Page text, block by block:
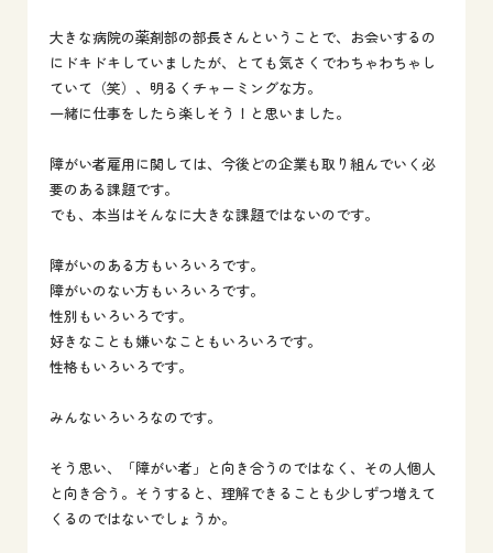
大きな病院の薬剤部の部長さんということで、お会いするの
にドキドキしていましたが、とても気さくでわちゃわちゃし
ていて（笑）、明るくチャーミングな方。
一緒に仕事をしたら楽しそう！と思いました。
障がい者雇用に関しては、今後どの企業も取り組んでいく必
要のある課題です。
でも、本当はそんなに大きな課題ではないのです。
障がいのある方もいろいろです。
障がいのない方もいろいろです。
性別もいろいろです。
好きなことも嫌いなこともいろいろです。
性格もいろいろです。
みんないろいろなのです。
そう思い、「障がい者」と向き合うのではなく、その人個人
と向き合う。そうすると、理解できることも少しずつ増えて
くるのではないでしょうか。